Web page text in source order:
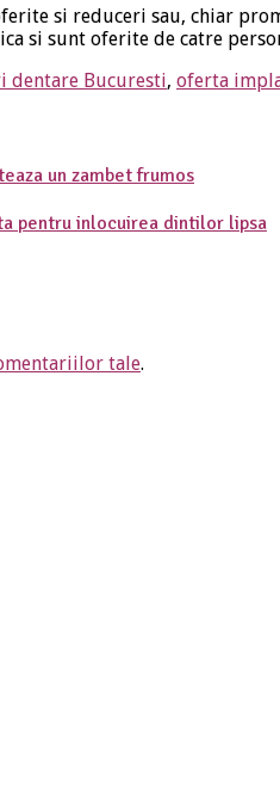
si reduceri sau, chiar
si sunt oferite de catre
dentare Bucuresti, oferta
un zambet frumos
pentru inlocuirea dintilor lipsa
tale.